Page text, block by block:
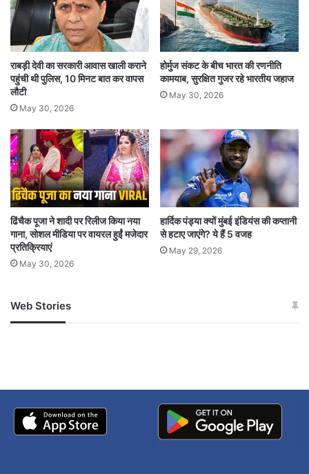
कई वंदे भारत ट्रेनें चलाई गईं. देश के अन्य हिस्सों में भी वंदे
भारत ट्रेनें चल रही हैं. देश में कुल 52 जोड़ी वंदे भारत
ट्रेनों का संचालन हो रहा है. रेलवे वंदे भारत जैसी ट्रेनों को
हर राज्य को आपस में जोड़ने की दिशा में काम कर रहा है.
वंदे भारत ट्रेनों का किराया अन्य ट्रेनों से अधिक है लेकिन
में सफर करना पसंद करते हैं.
राबड़ी देवी का सरकारी आवास खाली कराने
पहुंची थी पुलिस, 10 मिनट बात कर वापस
लौटी
May 30, 2026
होर्मुज संकट के बीच भारत की रणनीति
कामयाब, सुरक्षित गुजर रहे भारतीय जहाज
May 30, 2026
ढिंचैक पूजा ने शादी पर रिलीज किया नया
गाना, सोशल मीडिया पर वायरल हुईं मजेदार
प्रतिक्रियाएं
May 30, 2026
हार्दिक पंड्या क्यों मुंबई इंडियंस की कप्तानी
से हटाए जाएंगे? ये हैं 5 वजह
May 29, 2026
Web Stories
जम्मू-कश्मीर में बारिश से
अपडेट
खाई में धक्का… आरोपियों ने